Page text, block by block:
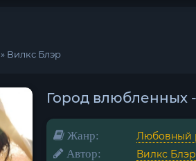
» Вилкс Блэр
Город влюбленных
Жанр: Любовный
Автор: Вилкс Блэр